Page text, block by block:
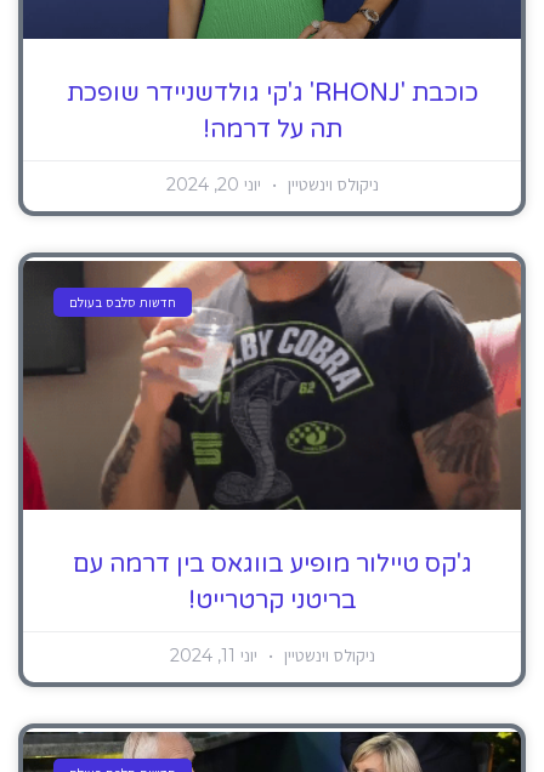
כוכבת 'RHONJ' ג'קי גולדשניידר שופכת
תה על דרמה!
ניקולס וינשטיין יוני 20, 2024
חדשות סלבס בעולם
ג'קס טיילור מופיע בווגאס בין דרמה עם
בריטני קרטרייט!
ניקולס וינשטיין יוני 11, 2024